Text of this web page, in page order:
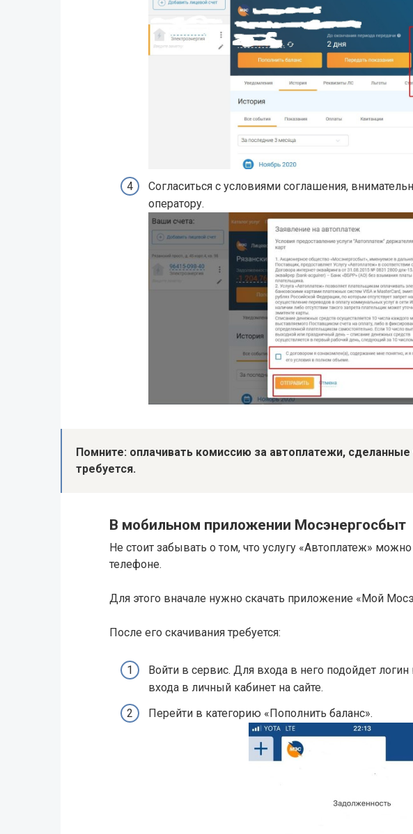
Согласиться с условиями соглашения,
оператору.
Помните: оплачивать комиссию за автоплатежи,
требуется.
В мобильном приложении Мосэнергосбыт
Не стоит забывать о том, что услугу «Автоплатеж»
телефоне.
Для этого вначале нужно скачать приложение «Мой
После его скачивания требуется:
Войти в сервис. Для входа в него подойдет
входа в личный кабинет на сайте.
Перейти в категорию «Пополнить баланс».